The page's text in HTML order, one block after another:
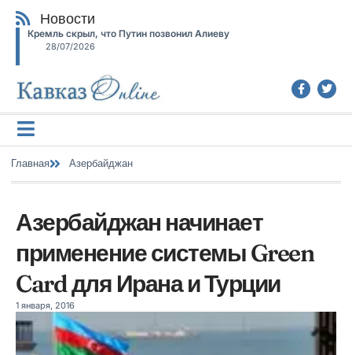
Новости
Кремль скрыл, что Путин позвонил Алиеву
28/07/2026
Главная Азербайджан
Азербайджан начинает
применение системы Green
Card для Ирана и Турции
1 января, 2016